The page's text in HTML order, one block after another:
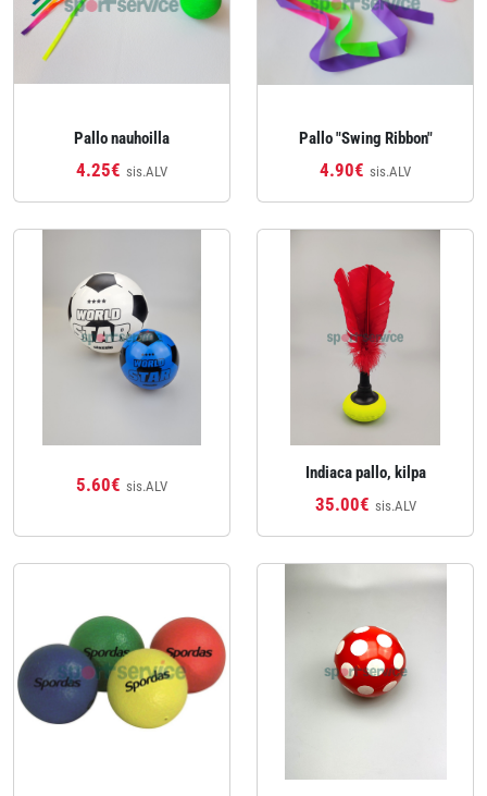
Pallo nauhoilla
4.25€ sis.ALV
Pallo "Swing Ribbon"
4.90€ sis.ALV
5.60€ sis.ALV
Indiaca pallo, kilpa
35.00€ sis.ALV